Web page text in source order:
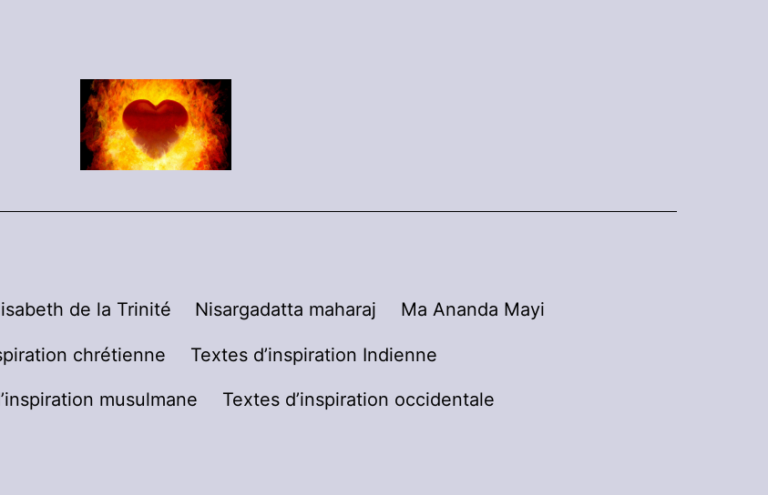
de la Trinité Nisargadatta maharaj Ma Ananda Mayi
chrétienne Textes d’inspiration Indienne
musulmane Textes d’inspiration occidentale